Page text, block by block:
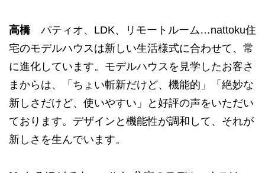
高橋 パティオ、LDK、リモートルーム…nattoku住
宅のモデルハウスは新しい生活様式に合わせて、常
に進化しています。モデルハウスを見学したお客さ
まからは、「ちょい斬新だけど、機能的」「絶妙な
新しさだけど、使いやすい」と好評の声をいただい
ております。デザインと機能性が調和して、それが
新しさを生んでいます。